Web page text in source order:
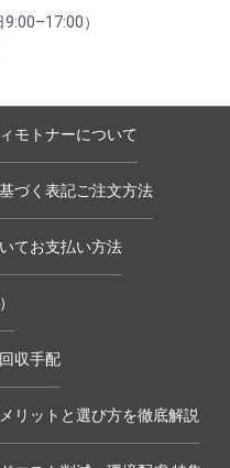
9:00–17:00）
モトナーについて
づく表記ご注文方法
てお支払い方法
収手配
リットと選び方を徹底解説